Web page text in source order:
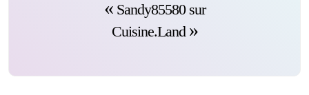
Sandy85580 sur
Cuisine.Land